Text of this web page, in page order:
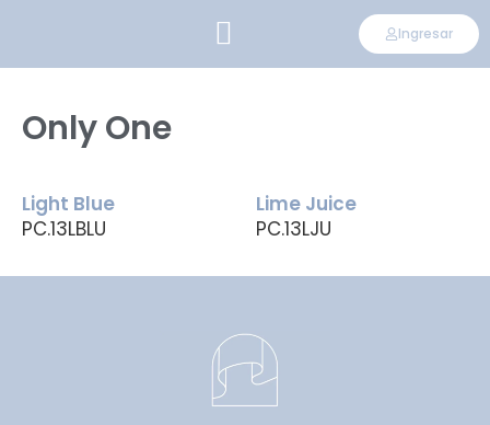
Ingresar
Only One
PC.13LBLU
Light Blue
PC.13LJU
Lime Juice